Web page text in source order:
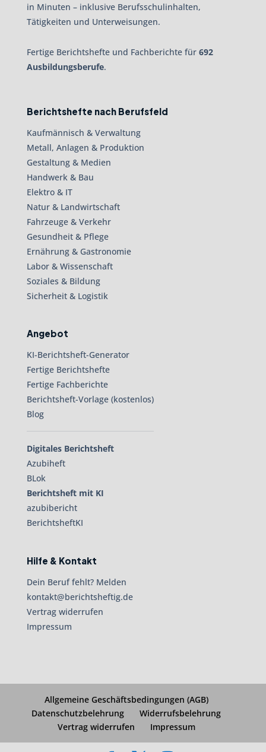
in Minuten – inklusive Berufsschulinhalten,
Tätigkeiten und Unterweisungen.
Fertige Berichtshefte und Fachberichte für 692
Ausbildungsberufe.
Berichtshefte nach Berufsfeld
Kaufmännisch & Verwaltung
Metall, Anlagen & Produktion
Gestaltung & Medien
Handwerk & Bau
Elektro & IT
Natur & Landwirtschaft
Fahrzeuge & Verkehr
Gesundheit & Pflege
Ernährung & Gastronomie
Labor & Wissenschaft
Soziales & Bildung
Sicherheit & Logistik
Angebot
KI-Berichtsheft-Generator
Fertige Berichtshefte
Fertige Fachberichte
Berichtsheft-Vorlage (kostenlos)
Blog
Digitales Berichtsheft
Azubiheft
BLok
Berichtsheft mit KI
azubibericht
BerichtsheftKI
Hilfe & Kontakt
Dein Beruf fehlt? Melden
kontakt@berichtsheftig.de
Vertrag widerrufen
Impressum
Allgemeine Geschäftsbedingungen (AGB)
Datenschutzbelehrung
Widerrufsbelehrung
Vertrag widerrufen
Impressum